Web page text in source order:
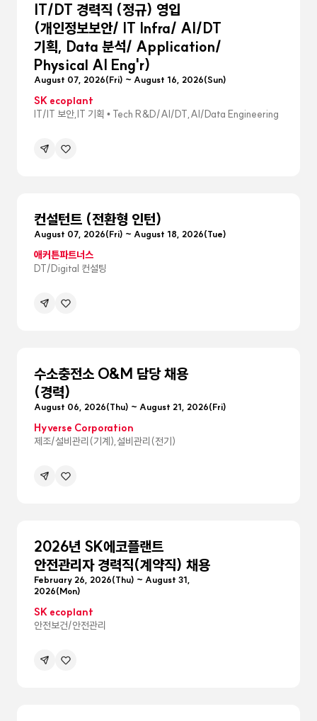
IT/DT 경력직 (정규) 영입
(개인정보보안/ IT Infra/ AI/DT
기획, Data 분석/ Application/
Physical AI Eng'r)
August 07, 2026(Fri) ~ August 16, 2026(Sun)
SK ecoplant
IT/IT 보안,IT 기획 • Tech R&D/AI/DT,AI/Data Engineering
공유하기관심공고등록
컨설턴트 (전환형 인턴)
August 07, 2026(Fri) ~ August 18, 2026(Tue)
애커튼파트너스
DT/Digital 컨설팅
공유하기관심공고등록
수소충전소 O&M 담당 채용
(경력)
August 06, 2026(Thu) ~ August 21, 2026(Fri)
Hyverse Corporation
제조/설비관리(기계),설비관리(전기)
공유하기관심공고등록
2026년 SK에코플랜트
안전관리자 경력직(계약직) 채용
February 26, 2026(Thu) ~ August 31,
2026(Mon)
SK ecoplant
안전보건/안전관리
공유하기관심공고등록